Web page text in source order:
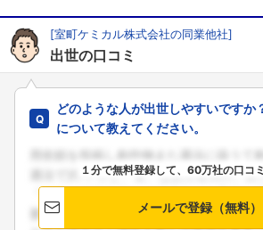
[室町ケミカル株式会社の同業他社]
出世の口コミ
どのような人が出世しやすいですか
について教えてください。
１分で無料登録して、60万社の口コ
メールで登録（無料）